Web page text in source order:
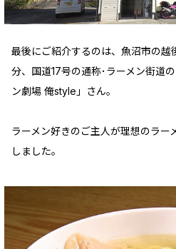
最後にご紹介するのは、魚沼市の越
分、国道17号の通称･ラーメン街道
ン劇場 俺style」さん。
ラーメン好きのご主人が理想のラー
しました。